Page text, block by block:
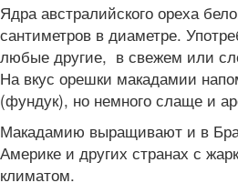
Ядра австралийского ореха
сантиметров в диаметре.
любые другие, в свежем или
На вкус орешки макадамии
(фундук), но немного слаще и
Макадамию выращивают и в
Америке и других странах с
климатом.